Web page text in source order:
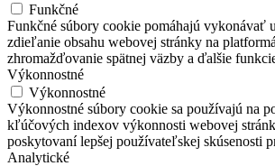
Funkčné
Funkčné súbory cookie pomáhajú vykonávať
zdieľanie obsahu webovej stránky na
zhromažďovanie spätnej väzby a ďalšie
Výkonnostné
Výkonnostné
Výkonnostné súbory cookie sa používajú na
kľúčových indexov výkonnosti webovej
poskytovaní lepšej používateľskej skúsenosti
Analytické